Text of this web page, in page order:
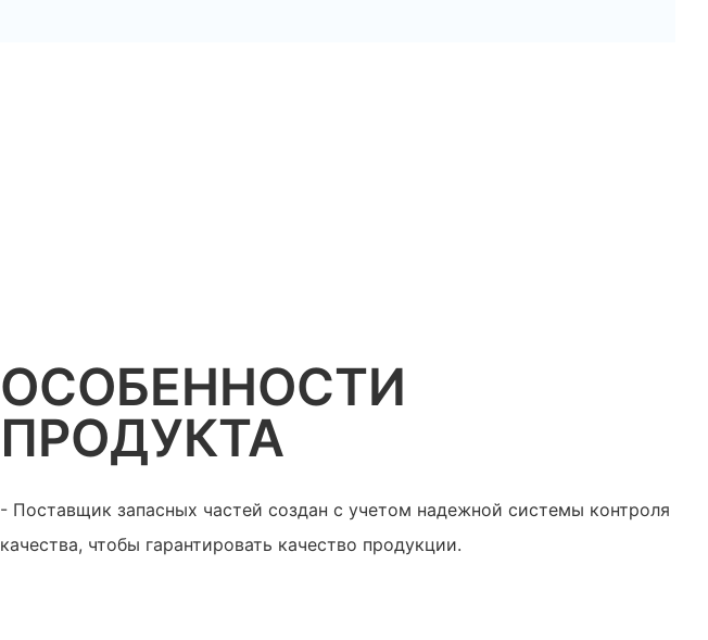
ОСОБЕННОСТИ
ПРОДУКТА
- Поставщик запасных частей создан с учетом надежной системы контроля
качества, чтобы гарантировать качество продукции.